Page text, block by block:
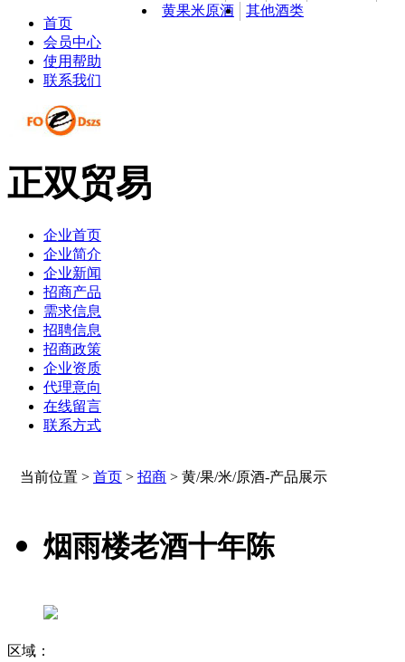
首页
会员中心
使用帮助
联系我们
正双贸易
企业首页
企业简介
企业新闻
招商产品
需求信息
招聘信息
招商政策
企业资质
代理意向
在线留言
联系方式
当前位置 > 首页 > 招商 > 黄/果/米/原酒-产品展示
烟雨楼老酒十年陈
区域：
黄果米原酒 其他酒类